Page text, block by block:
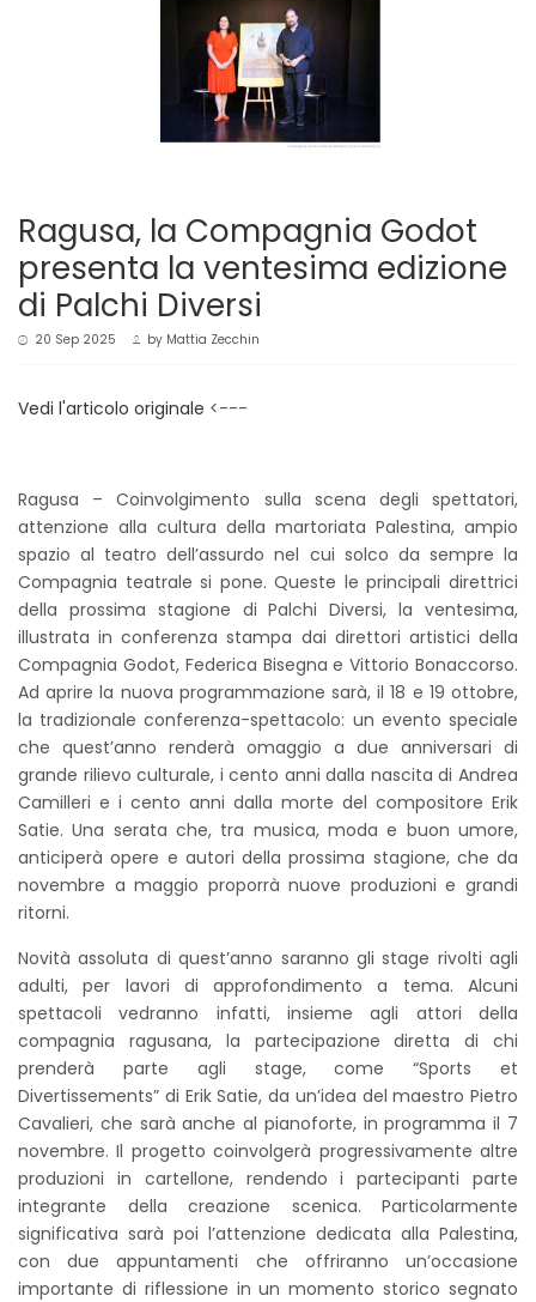
Ragusa, la Compagnia Godot
presenta la ventesima edizione
di Palchi Diversi
20 Sep 2025 by Mattia Zecchin
Vedi l'articolo originale <---
Ragusa – Coinvolgimento sulla scena degli spettatori,
attenzione alla cultura della martoriata Palestina, ampio
spazio al teatro dell’assurdo nel cui solco da sempre la
Compagnia teatrale si pone. Queste le principali direttrici
della prossima stagione di Palchi Diversi, la ventesima,
illustrata in conferenza stampa dai direttori artistici della
Compagnia Godot, Federica Bisegna e Vittorio Bonaccorso.
Ad aprire la nuova programmazione sarà, il 18 e 19 ottobre,
la tradizionale conferenza-spettacolo: un evento speciale
che quest’anno renderà omaggio a due anniversari di
grande rilievo culturale, i cento anni dalla nascita di Andrea
Camilleri e i cento anni dalla morte del compositore Erik
Satie. Una serata che, tra musica, moda e buon umore,
anticiperà opere e autori della prossima stagione, che da
novembre a maggio proporrà nuove produzioni e grandi
ritorni.
Novità assoluta di quest’anno saranno gli stage rivolti agli
adulti, per lavori di approfondimento a tema. Alcuni
spettacoli vedranno infatti, insieme agli attori della
compagnia ragusana, la partecipazione diretta di chi
prenderà parte agli stage, come “Sports et
Divertissements” di Erik Satie, da un’idea del maestro Pietro
Cavalieri, che sarà anche al pianoforte, in programma il 7
novembre. Il progetto coinvolgerà progressivamente altre
produzioni in cartellone, rendendo i partecipanti parte
integrante della creazione scenica. Particolarmente
significativa sarà poi l’attenzione dedicata alla Palestina,
con due appuntamenti che offriranno un’occasione
importante di riflessione in un momento storico segnato